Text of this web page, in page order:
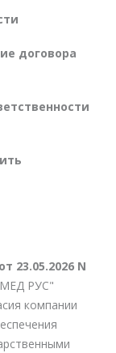
договора
23.05.2026 N
РУС"
компании